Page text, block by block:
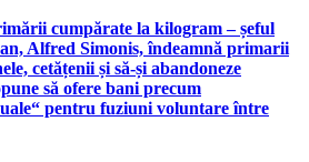
cumpărate la kilogram – șeful
Alfred Simonis, îndeamnă primarii
cetățenii și să-și abandoneze
să ofere bani precum
pentru fuziuni voluntare între